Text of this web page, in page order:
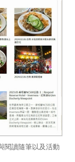
閱讀隨筆以及活動